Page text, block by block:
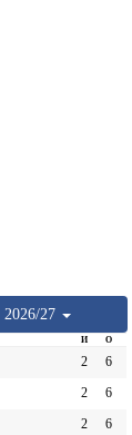
2026/27
И О
2
6
2
6
2
6